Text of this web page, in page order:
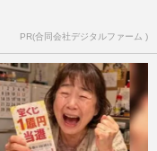
PR(合同会社デジタルファーム )